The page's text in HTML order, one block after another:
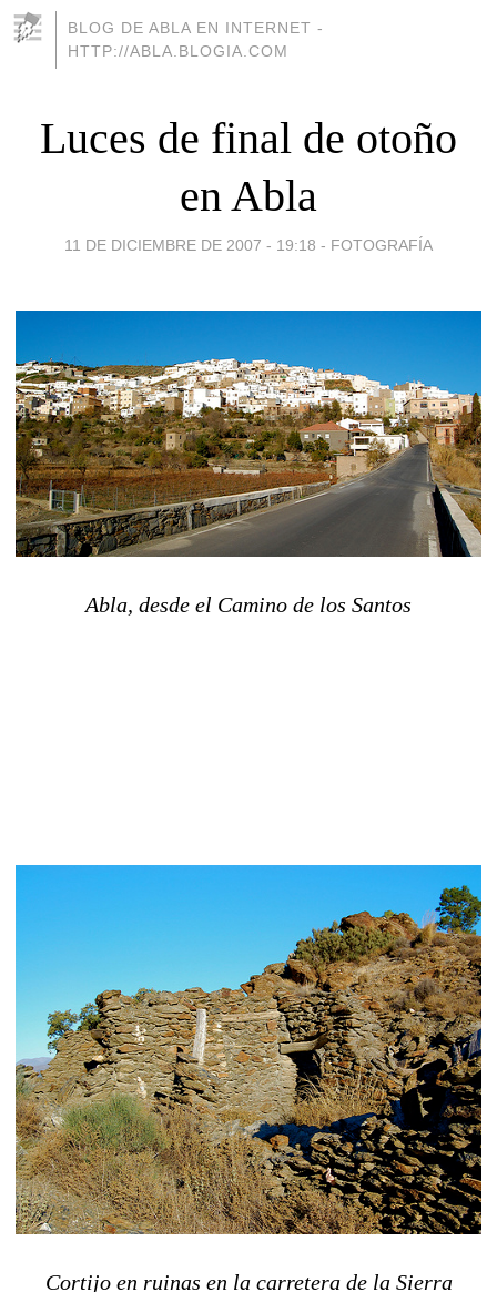
BLOG DE ABLA EN INTERNET -
HTTP://ABLA.BLOGIA.COM
Luces de final de otoño
en Abla
11 DE DICIEMBRE DE 2007 - 19:18 - FOTOGRAFÍA
Abla, desde el Camino de los Santos
Cortijo en ruinas en la carretera de la Sierra